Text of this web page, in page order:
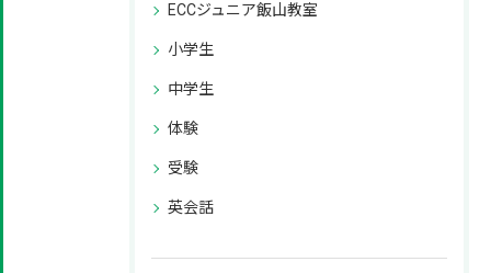
ECCジュニア飯山教室
小学生
中学生
体験
受験
英会話